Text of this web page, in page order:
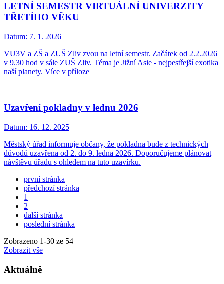
LETNÍ SEMESTR VIRTUÁLNÍ UNIVERZITY
TŘETÍHO VĚKU
Datum: 7. 1. 2026
VU3V a ZŠ a ZUŠ Zliv zvou na letní semestr. Začátek od 2.2.2026
v 9.30 hod v sále ZUŠ Zliv. Téma je Jižní Asie - nejpestřejší exotika
naší planety. Více v příloze
Uzavření pokladny v lednu 2026
Datum: 16. 12. 2025
Městský úřad informuje občany, že pokladna bude z technických
důvodů uzavřena od 2. do 9. ledna 2026. Doporučujeme plánovat
návštěvu úřadu s ohledem na tuto uzavírku.
první stránka
předchozí stránka
1
2
další stránka
poslední stránka
Zobrazeno 1-30 ze 54
Zobrazit vše
Aktuálně